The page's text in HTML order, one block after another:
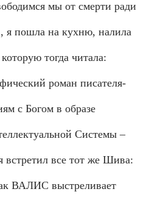
мы от смерти ради
я пошла на кухню, налила
тогда читала:
роман писателя-
с Богом в образе
Системы –
встретил все тот же Шива:
ВАЛИС выстреливает